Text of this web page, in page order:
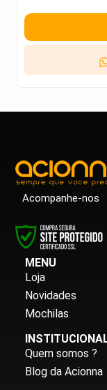
Acompanhe-nos
MENU
Loja
Novidades
Mochilas
Quem somos ?
Blog da Acionna